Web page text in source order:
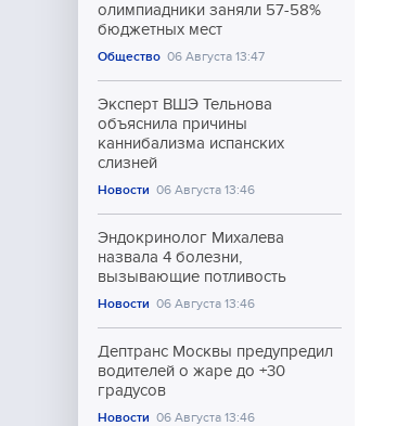
олимпиадники заняли 57-58%
бюджетных мест
Общество 06 Августа 13:47
Эксперт ВШЭ Тельнова
объяснила причины
каннибализма испанских
слизней
Новости 06 Августа 13:46
Эндокринолог Михалева
назвала 4 болезни,
вызывающие потливость
Новости 06 Августа 13:46
Дептранс Москвы предупредил
водителей о жаре до +30
градусов
Новости 06 Августа 13:46